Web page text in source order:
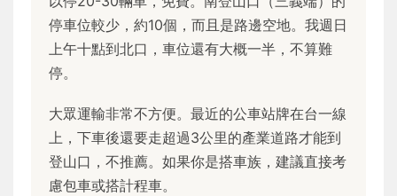
停車位較少，約10個，而且是路邊空地。我週日
上午十點到北口，車位還有大概一半，不算難
停。
大眾運輸非常不方便。最近的公車站牌在台一線
上，下車後還要走超過3公里的產業道路才能到
登山口，不推薦。如果你是搭車族，建議直接考
慮包車或搭計程車。